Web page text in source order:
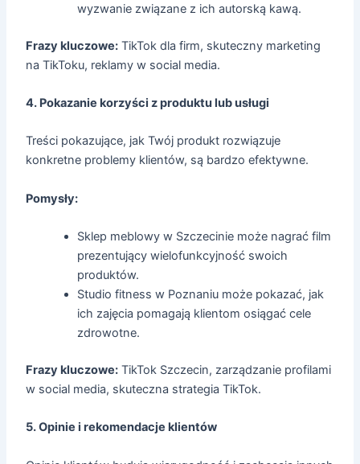
wyzwanie związane z ich autorską kawą.
Frazy kluczowe: TikTok dla firm, skuteczny marketing
na TikToku, reklamy w social media.
4. Pokazanie korzyści z produktu lub usługi
Treści pokazujące, jak Twój produkt rozwiązuje
konkretne problemy klientów, są bardzo efektywne.
Pomysły:
Sklep meblowy w Szczecinie może nagrać film
prezentujący wielofunkcyjność swoich
produktów.
Studio fitness w Poznaniu może pokazać, jak
ich zajęcia pomagają klientom osiągać cele
zdrowotne.
Frazy kluczowe: TikTok Szczecin, zarządzanie profilami
w social media, skuteczna strategia TikTok.
5. Opinie i rekomendacje klientów